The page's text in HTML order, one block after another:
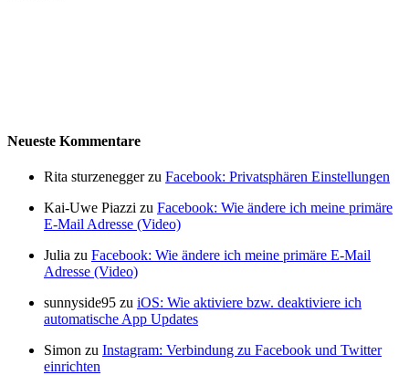
Neueste Kommentare
Rita sturzenegger zu Facebook: Privatsphären Einstellungen
Kai-Uwe Piazzi zu Facebook: Wie ändere ich meine primäre
E-Mail Adresse (Video)
Julia zu Facebook: Wie ändere ich meine primäre E-Mail
Adresse (Video)
sunnyside95 zu iOS: Wie aktiviere bzw. deaktiviere ich
automatische App Updates
Simon zu Instagram: Verbindung zu Facebook und Twitter
einrichten